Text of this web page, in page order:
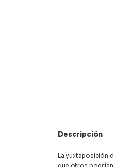
Descripción
La yuxtaposición
que otros podrían